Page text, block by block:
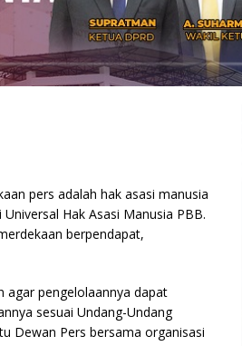
pers adalah hak asasi manusia
Hak Asasi Manusia PBB.
berpendapat,
agar pengelolaannya dapat
sesuai Undang-Undang
Dewan Pers bersama organisasi